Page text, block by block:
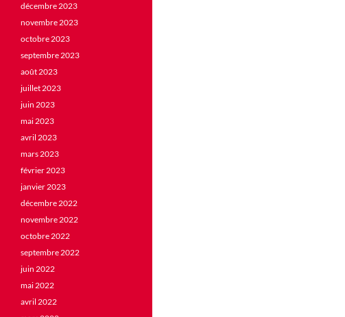
décembre 2023
novembre 2023
octobre 2023
septembre 2023
août 2023
juillet 2023
juin 2023
mai 2023
avril 2023
mars 2023
février 2023
janvier 2023
décembre 2022
novembre 2022
octobre 2022
septembre 2022
juin 2022
mai 2022
avril 2022